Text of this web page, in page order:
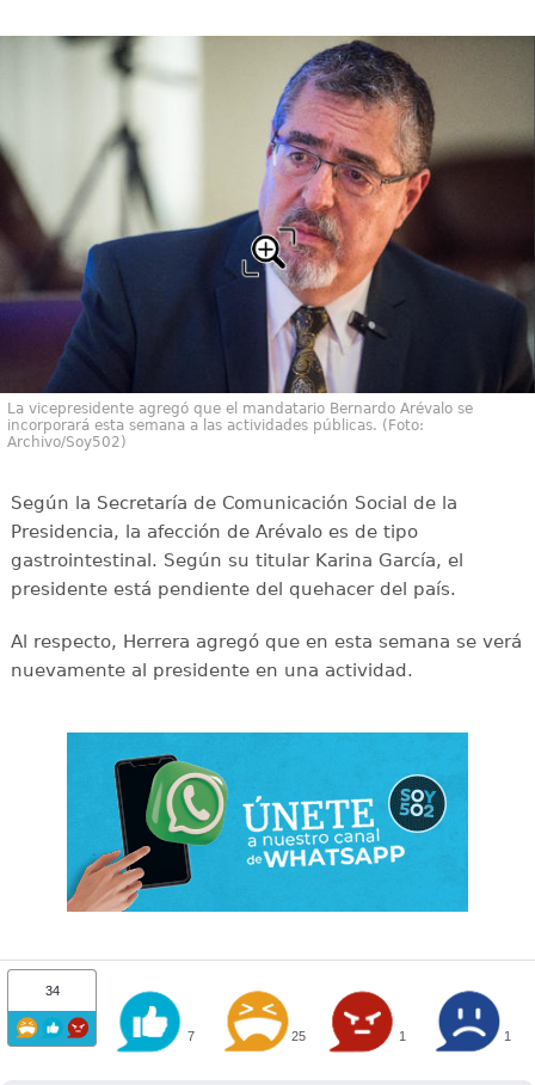
La vicepresidente agregó que el mandatario Bernardo Arévalo se
incorporará esta semana a las actividades públicas. (Foto:
Archivo/Soy502)
Según la Secretaría de Comunicación Social de la
Presidencia, la afección de Arévalo es de tipo
gastrointestinal. Según su titular Karina García, el
presidente está pendiente del quehacer del país.
Al respecto, Herrera agregó que en esta semana se verá
nuevamente al presidente en una actividad.
34
7 25 1 1